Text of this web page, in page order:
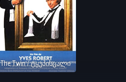
The Twin / ტყუპისცალი